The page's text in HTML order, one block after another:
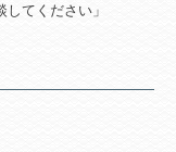
てください」